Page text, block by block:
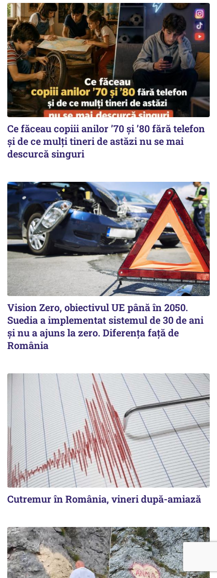
Ce făceau copiii anilor ’70 și ’80 fără telefon
și de ce mulți tineri de astăzi nu se mai
descurcă singuri
Vision Zero, obiectivul UE până în 2050.
Suedia a implementat sistemul de 30 de ani
şi nu a ajuns la zero. Diferenţa faţă de
România
Cutremur în România, vineri după-amiază